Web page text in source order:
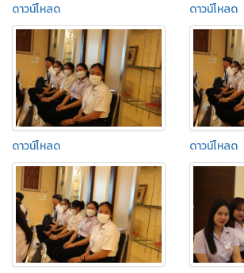
ดาวน์โหลด ดาวน์โหลด
ดาวน์โหลด ดาวน์โหลด